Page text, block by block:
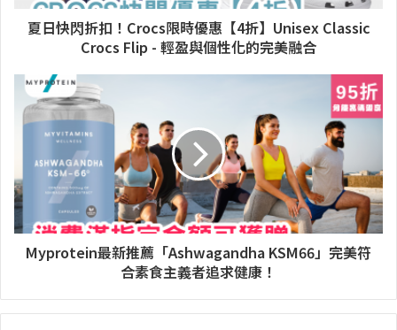
夏日快閃折扣！Crocs限時優惠【4折】Unisex Classic
Crocs Flip - 輕盈與個性化的完美融合
Myprotein最新推薦「Ashwagandha KSM66」完美符
合素食主義者追求健康！